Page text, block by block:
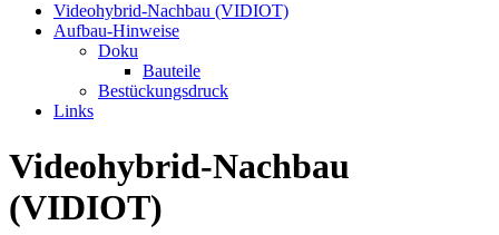
Videohybrid-Nachbau (VIDIOT)
Aufbau-Hinweise
Doku
Bauteile
Bestückungsdruck
Links
Videohybrid-Nachbau
(VIDIOT)